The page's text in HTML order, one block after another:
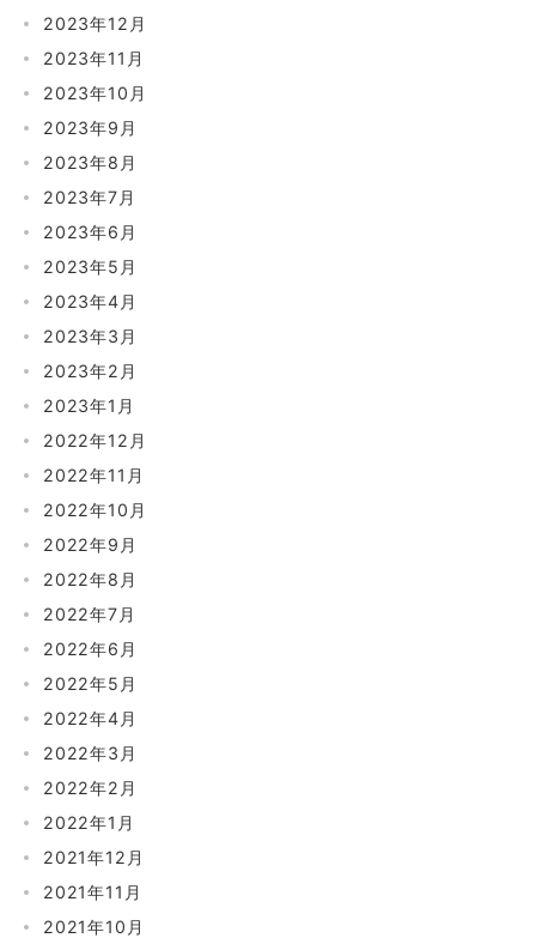
2023年12月
2023年11月
2023年10月
2023年9月
2023年8月
2023年7月
2023年6月
2023年5月
2023年4月
2023年3月
2023年2月
2023年1月
2022年12月
2022年11月
2022年10月
2022年9月
2022年8月
2022年7月
2022年6月
2022年5月
2022年4月
2022年3月
2022年2月
2022年1月
2021年12月
2021年11月
2021年10月